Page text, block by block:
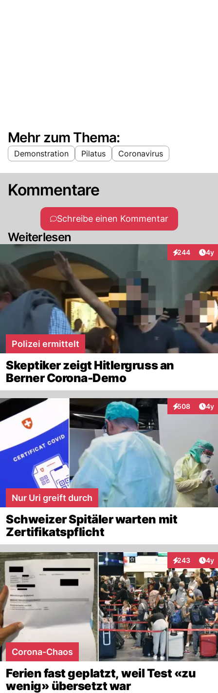
Mehr zum Thema:
Demonstration Pilatus Coronavirus
Kommentare
Schreibe einen Kommentar
Weiterlesen
244
Interaktionen
4y
Polizei ermittelt
Skeptiker zeigt Hitlergruss an
Berner Corona-Demo
508
Interaktionen
4y
Nur Uri greift durch
Schweizer Spitäler warten mit
Zertifikatspflicht
243
Interaktionen
4y
Corona-Chaos
Ferien fast geplatzt, weil Test «zu
wenig» übersetzt war